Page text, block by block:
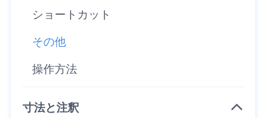
ショートカット
その他
操作方法
寸法と注釈